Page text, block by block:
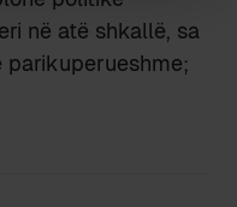
në atë shkallë, sa